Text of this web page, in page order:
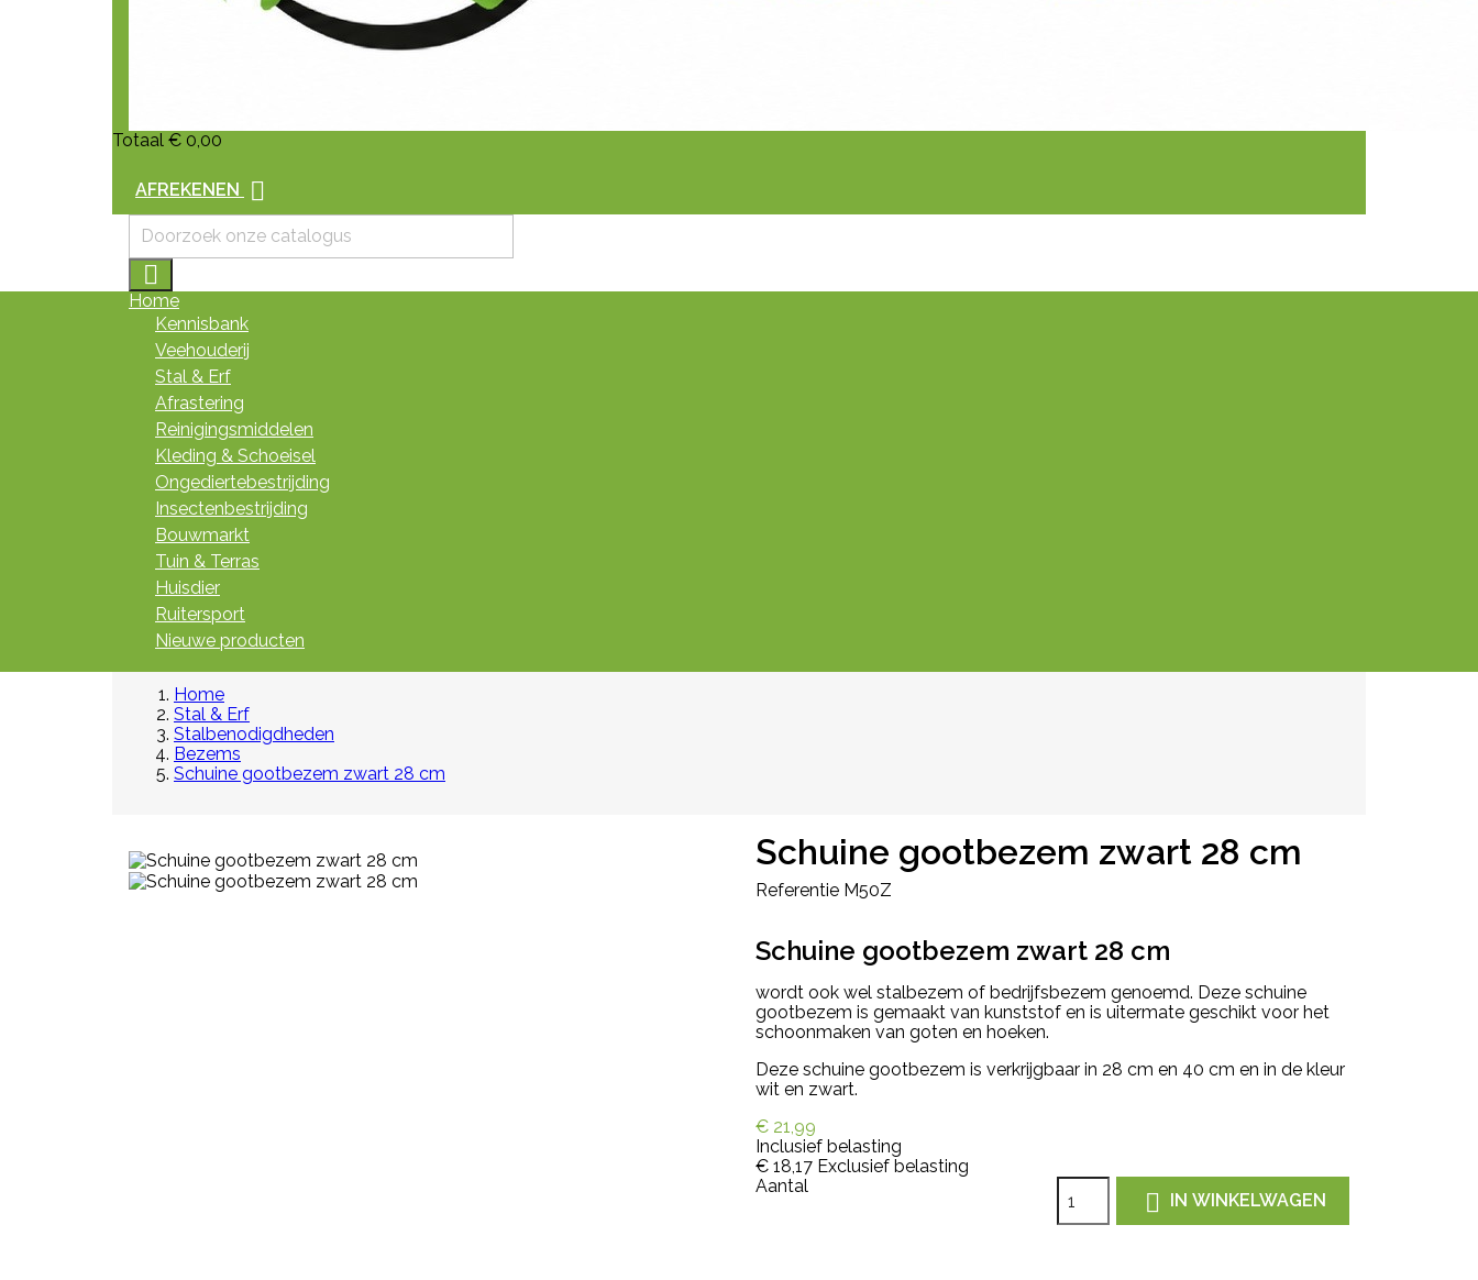
Totaal € 0,00
AFREKENEN 

Home
Kennisbank
Veehouderij
Stal & Erf
Afrastering
Reinigingsmiddelen
Kleding & Schoeisel
Ongediertebestrijding
Insectenbestrijding
Bouwmarkt
Tuin & Terras
Huisdier
Ruitersport
Nieuwe producten
Home
Stal & Erf
Stalbenodigdheden
Bezems
Schuine gootbezem zwart 28 cm
Schuine gootbezem zwart 28 cm
Referentie M50Z
Schuine gootbezem zwart 28 cm
wordt ook wel stalbezem of bedrijfsbezem genoemd. Deze schuine
gootbezem is gemaakt van kunststof en is uitermate geschikt voor het
schoonmaken van goten en hoeken.
Deze schuine gootbezem is verkrijgbaar in 28 cm en 40 cm en in de kleur
wit en zwart.
€ 21,99
Inclusief belasting
€ 18,17 Exclusief belasting
Aantal
 IN WINKELWAGEN